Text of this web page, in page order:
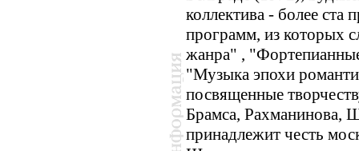
коллектива - более ста
программ, из которых
жанра" ,
"Музыка эпохи
посвященные
Брамса, Рахманинова,
принадлежит честь